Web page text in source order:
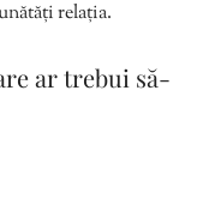
relația.
ar trebui să-